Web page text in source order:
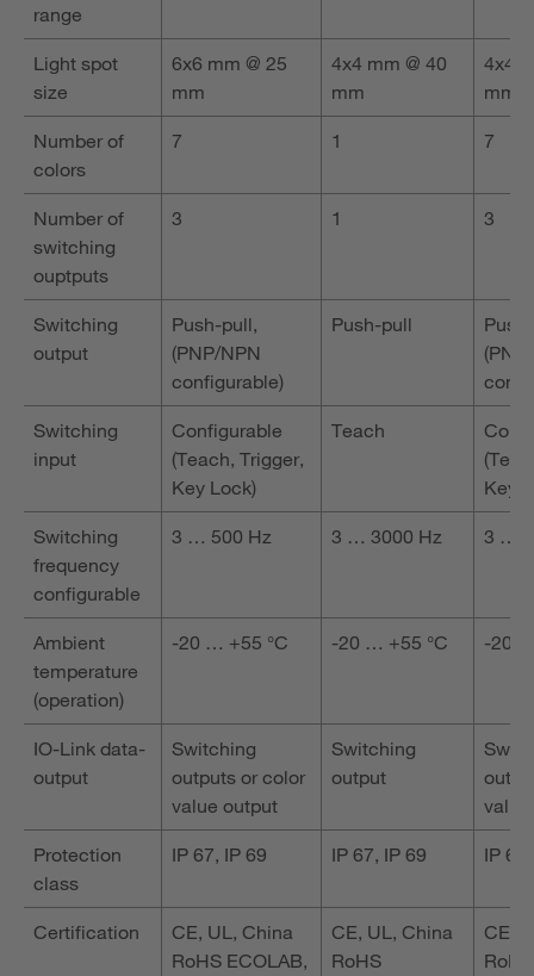
range
Light spot
size
6x6 mm @ 25
mm
4x4 mm @ 40
mm
4x4
mm
Number of
colors
7 1 7
Number of
switching
ouptputs
3 1 3
Switching
output
Push-pull,
(PNP/NPN
configurable)
Push-pull
Switching
input
Configurable
(Teach, Trigger,
Key Lock)
Teach
Key
Switching
frequency
configurable
3 … 500 Hz 3 … 3000 Hz 3 …
Ambient
temperature
(operation)
-20 … +55 °C -20 … +55 °C -20
IO-Link data-
output
Switching
outputs or color
value output
Switching
output
Protection
class
IP 67, IP 69 IP 67, IP 69 IP
Certification
CE, UL, China
RoHS ECOLAB,
CE, UL, China
RoHS
CE,